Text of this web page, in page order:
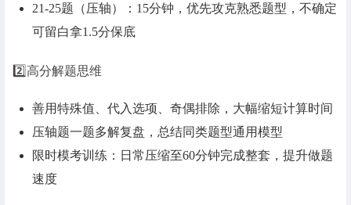
21-25题（压轴）：15分钟，优先攻克熟悉题型，不确定
可留白拿1.5分保底
2️⃣高分解题思维
善用特殊值、代入选项、奇偶排除，大幅缩短计算时间
压轴题一题多解复盘，总结同类题型通用模型
限时模考训练：日常压缩至60分钟完成整套，提升做题
速度